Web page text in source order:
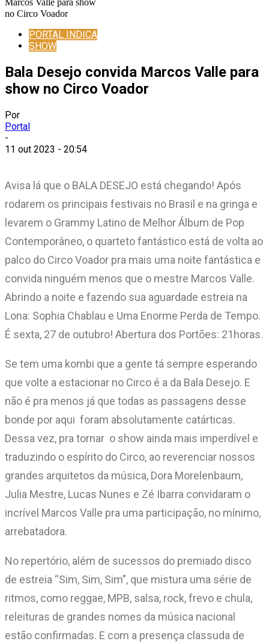
Marcos Valle para show
no Circo Voador
PORTAL INDICA
SHOW
Bala Desejo convida Marcos Valle para
show no Circo Voador
Por
Portal
-
11 out 2023 - 20:54
Avisa lá que o BALA DESEJO está chegando! Após
rodarem os principais festivais no Brasil e na gringa e
levarem o Grammy Latino de Melhor Álbum de Pop
Contemporâneo, o quarteto fantástico está de volta ao
palco do Circo Voador pra mais uma noite fantástica e
convida ninguém menos que o mestre Marcos Valle.
Abrindo a noite e fazendo sua aguardade estreia na
Lona: Sophia Chablau e Uma Enorme Perda de Tempo.
É sexta, 27 de outubro! Abertura dos Portões: 21horas.
Se tem uma kombi que a gente tá sempre esperando
que volte a estacionar no Circo é a da Bala Desejo. E
não é pra menos já que todas as passagens desse
bonde por aqui foram absolutamente catárticas.
Dessa vez, pra tornar o show ainda mais imperdível e
traduzindo o espírito do Circo, ao reverenciar nossos
grandes arquitetos da música, Dora Morelenbaum,
Julia Mestre, Lucas Nunes e Zé Ibarra convidaram o
incrível Marcos Valle pra uma participação, no mínimo,
arrebatadora.
No repertório, além de sucessos do premiado disco
de estreia “Sim, Sim, Sim”, que mistura uma série de
ritmos, como reggae, MPB, salsa, rock, frevo e chula,
releituras de grandes nomes da música nacional
estão confirmadas. E com a presença classuda de